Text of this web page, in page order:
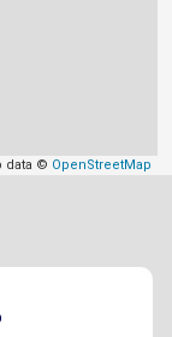
data © OpenStreetMap